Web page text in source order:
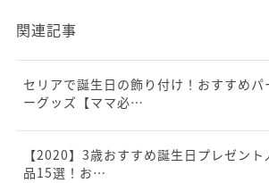
関連記事
セリアで誕生日の飾り付け！おすすめパ
ーグッズ【ママ必…
【2020】3歳おすすめ誕生日プレゼント
品15選！お…